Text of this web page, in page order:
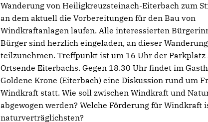
Wanderung von Heiligkreuzsteinach-Eiterbach zum
an dem aktuell die Vorbereitungen für den Bau von
Windkraftanlagen laufen. Alle interessierten
Bürger sind herzlich eingeladen, an dieser Wanderung
teilzunehmen. Treffpunkt ist um 16 Uhr der Parkplatz
Ortsende Eiterbachs. Gegen 18.30 Uhr findet im
Goldene Krone (Eiterbach) eine Diskussion rund um
Windkraft statt. Wie soll zwischen Windkraft und
abgewogen werden? Welche Förderung für Windkraft
naturverträglichsten?